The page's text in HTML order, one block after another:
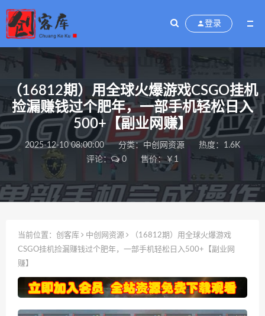
登录
（16812期）用全球火爆游戏CSGO挂机
捡漏赚钱过个肥年，一部手机轻松日入
500+【副业网赚】
2025-12-10 08:00:00 分类： 中创网资源
热度：1.6K
评论：
0 售价：￥1
当前位置： 创客库 中创网资源
（16812期）用全球火爆游戏
CSGO挂机捡漏赚钱过个肥年，一部手机轻松日入500+【副业网
赚】